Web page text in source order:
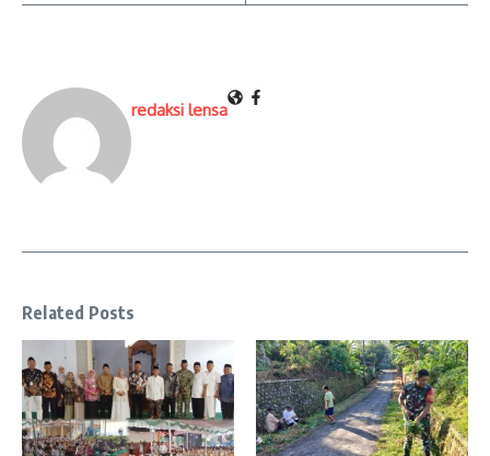
redaksi lensa
Related Posts